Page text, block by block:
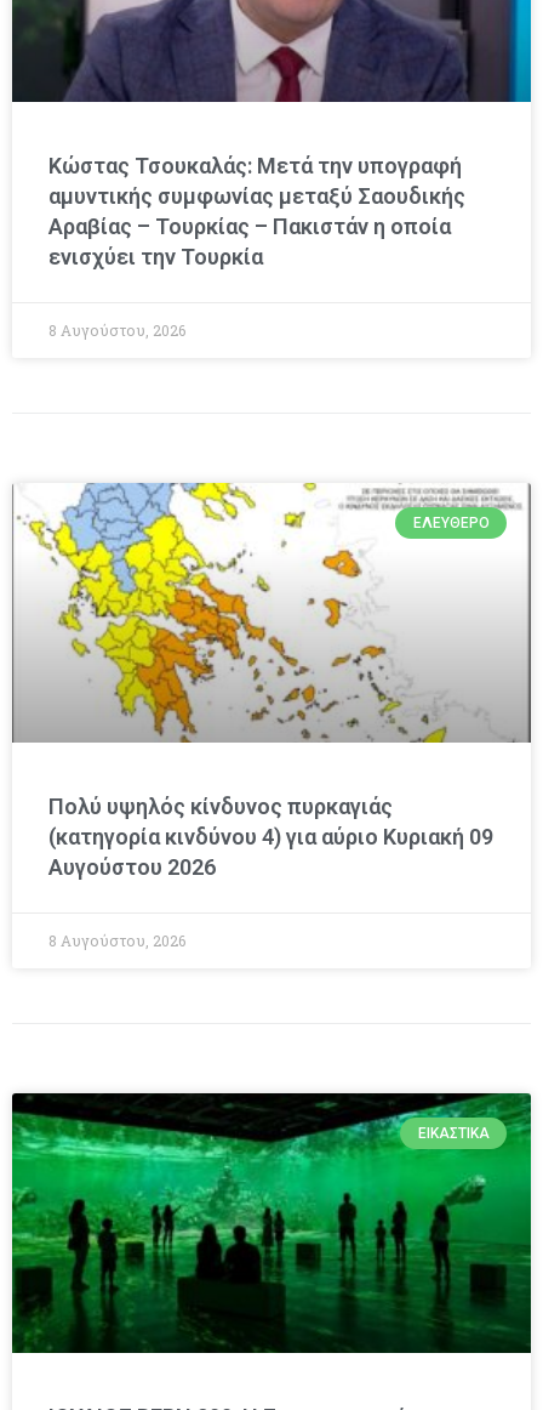
Κώστας Τσουκαλάς: Μετά την υπογραφή
αμυντικής συμφωνίας μεταξύ Σαουδικής
Αραβίας – Τουρκίας – Πακιστάν η οποία
ενισχύει την Τουρκία
8 Αυγούστου, 2026
ΕΛΕΎΘΕΡΟ
Πολύ υψηλός κίνδυνος πυρκαγιάς
(κατηγορία κινδύνου 4) για αύριο Κυριακή 09
Αυγούστου 2026
8 Αυγούστου, 2026
ΕΙΚΑΣΤΙΚΆ